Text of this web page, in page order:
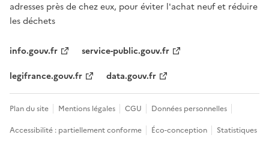
adresses près de chez eux, pour éviter l'achat neuf et réduire
les déchets
info.gouv.fr
service-public.gouv.fr
legifrance.gouv.fr
data.gouv.fr
Plan du site Mentions légales CGU
Données personnelles
Accessibilité : partiellement conforme
Éco-conception
Statistiques